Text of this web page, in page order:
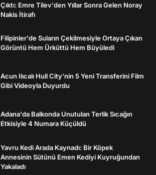
Çıktı: Emre Tilev'den Yıllar Sonra Gelen Noray
Nakis İtirafı
Filipinler'de Suların Çekilmesiyle Ortaya Çıkan
Görüntü Hem Ürküttü Hem Büyüledi
Acun Ilıcalı Hull City’nin 5 Yeni Transferini Film
Gibi Videoyla Duyurdu
Adana'da Balkonda Unutulan Terlik Sıcağın
Etkisiyle 4 Numara Küçüldü
Yavru Kedi Arada Kaynadı: Bir Köpek
Annesinin Sütünü Emen Kediyi Kuyruğundan
Yakaladı